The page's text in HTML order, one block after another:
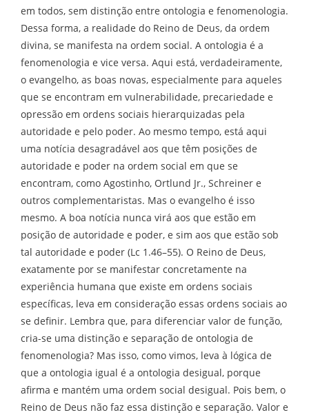
em todos, sem distinção entre ontologia e fenomenologia.
Dessa forma, a realidade do Reino de Deus, da ordem
divina, se manifesta na ordem social. A ontologia é a
fenomenologia e vice versa. Aqui está, verdadeiramente,
o evangelho, as boas novas, especialmente para aqueles
que se encontram em vulnerabilidade, precariedade e
opressão em ordens sociais hierarquizadas pela
autoridade e pelo poder. Ao mesmo tempo, está aqui
uma notícia desagradável aos que têm posições de
autoridade e poder na ordem social em que se
encontram, como Agostinho, Ortlund Jr., Schreiner e
outros complementaristas. Mas o evangelho é isso
mesmo. A boa notícia nunca virá aos que estão em
posição de autoridade e poder, e sim aos que estão sob
tal autoridade e poder (Lc 1.46–55). O Reino de Deus,
exatamente por se manifestar concretamente na
experiência humana que existe em ordens sociais
específicas, leva em consideração essas ordens sociais ao
se definir. Lembra que, para diferenciar valor de função,
cria-se uma distinção e separação de ontologia de
fenomenologia? Mas isso, como vimos, leva à lógica de
que a ontologia igual é a ontologia desigual, porque
afirma e mantém uma ordem social desigual. Pois bem, o
Reino de Deus não faz essa distinção e separação. Valor e